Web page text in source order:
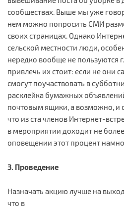
сообществах. Выше мы уже
нем можно попросить СМИ
своих страницах. Однако
сельской местности люди,
нередко вообще не пользуются
привлечь их стоит: если не они
смогут поучаствовать в
расклейка бумажных
почтовым ящики, а возможно, и
что из ста членов Интернет-
в мероприятии доходит не
оповещении этот процент
3. Проведение
Назначать акцию лучше на
что в